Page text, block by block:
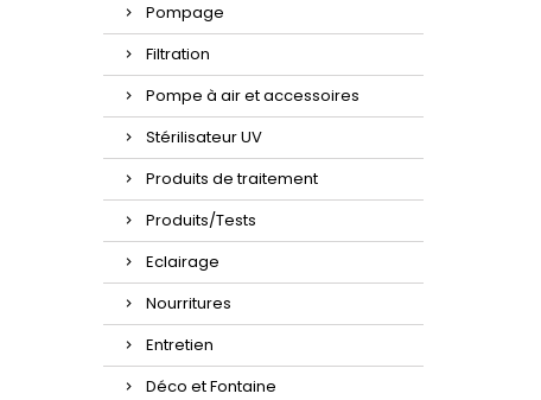
Pompage
Filtration
Pompe à air et accessoires
Stérilisateur UV
Produits de traitement
Produits/Tests
Eclairage
Nourritures
Entretien
Déco et Fontaine